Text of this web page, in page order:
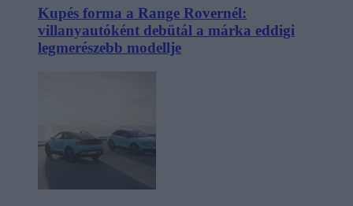
Kupés forma a Range Rovernél:
villanyautóként debütál a márka eddigi
legmerészebb modellje